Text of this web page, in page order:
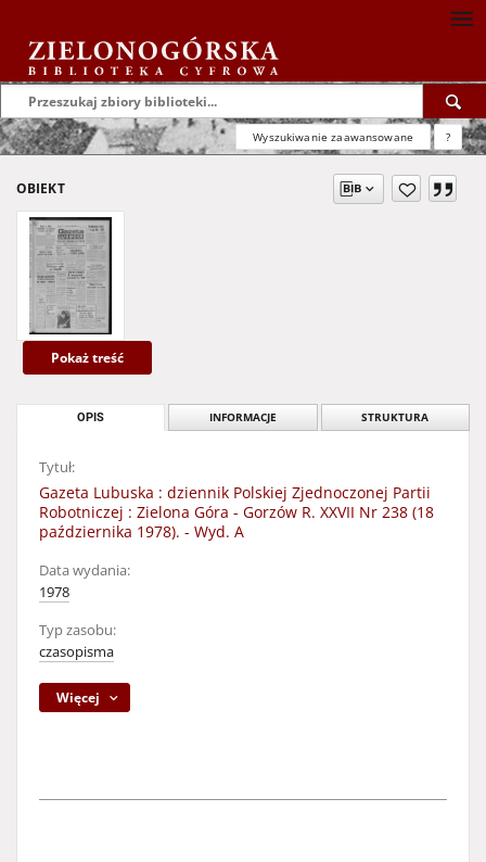
Wyszukiwanie zaawansowane ?
OBIEKT
Pokaż treść
OPIS INFORMACJE STRUKTURA
Tytuł:
Gazeta Lubuska : dziennik Polskiej Zjednoczonej Partii
Robotniczej : Zielona Góra - Gorzów R. XXVII Nr 238 (18
października 1978). - Wyd. A
Data wydania:
1978
Typ zasobu:
czasopisma
Więcej